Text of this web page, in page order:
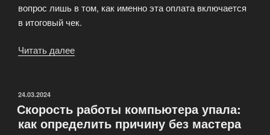
вопрос лишь в том, как именно эта оплата включается
в итоговый чек.
Читать далее
в
тонкостях
ОПУБЛИКОВАНО
24.03.2024
Скорость работы компьютера упала:
как определить причину без мастера